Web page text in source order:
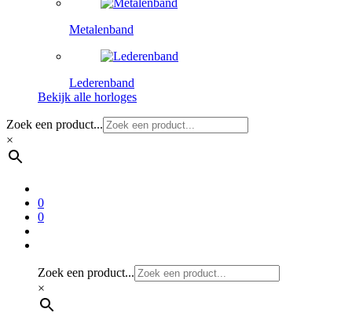
Metalenband
Lederenband
Bekijk alle horloges
Zoek een product...
×
0
0
Zoek een product...
×